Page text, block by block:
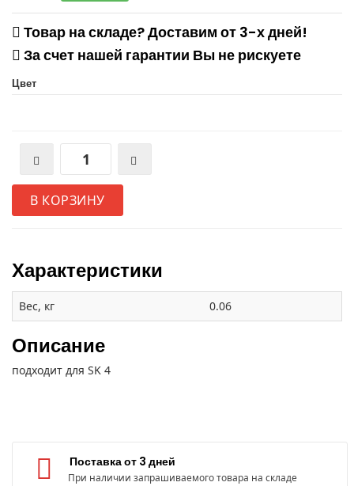
Товар на складе? Доставим от 3-х дней!
За счет нашей гарантии Вы не рискуете
Цвет
В КОРЗИНУ
Характеристики
Вес, кг 0.06
Описание
подходит для SK 4
Поставка от 3 дней
При наличии запрашиваемого товара на складе